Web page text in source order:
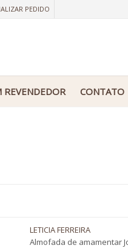
PEDIDO
REVENDEDOR CONTATO
LETICIA FERREIRA
Almofada de amamentar